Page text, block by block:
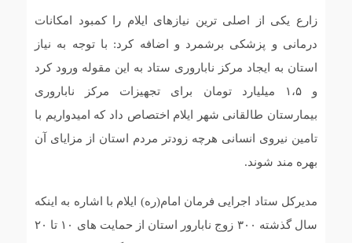
زارع یکی از اصلی ترین نیازهای ایلام را کمبود امکانات
درمانی و پزشکی برشمرد و اضافه کرد: با توجه به نیاز
استان به ایجاد مرکز ناباروری ستاد به این مقوله ورود کرد
و ۱،۵ میلیارد تومان برای تجهیزات مرکز ناباروری
بیمارستان طالقانی شهر ایلام اختصاص داد که امیدواریم با
تامین نیروی انسانی هرچه زودتر مردم استان از مزایای آن
بهره مند شوند.
مدیرکل ستاد اجرایی فرمان امام(ره) ایلام با اشاره به اینکه
سال گذشته ۳۰۰ زوج نابارور استان از حمایت های ۱۰ تا ۲۰